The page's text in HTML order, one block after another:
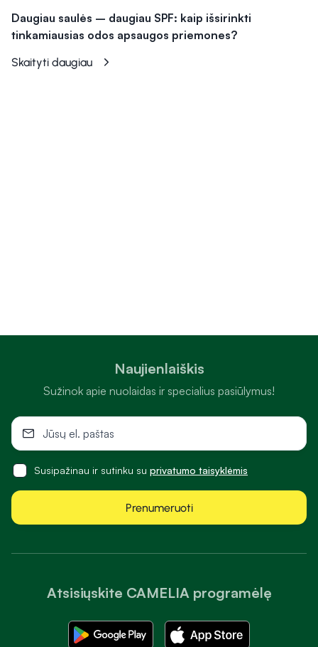
Daugiau saulės – daugiau SPF: kaip išsirinkti
tinkamiausias odos apsaugos priemones?
Skaityti daugiau
Atsisiųskite CAMELIA programėlę
Naujienlaiškis
Sužinok apie nuolaidas ir specialius pasiūlymus!
Susipažinau ir sutinku su privatumo taisyklėmis
Prenumeruoti